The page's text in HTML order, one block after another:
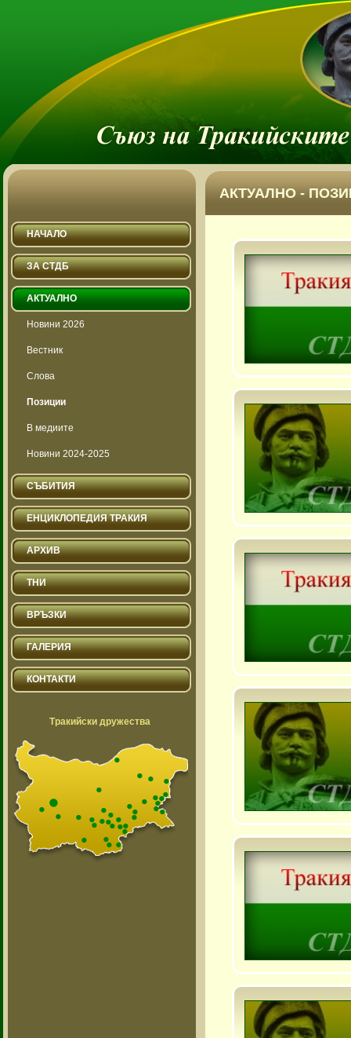
АКТУАЛНО -
НАЧАЛО
ЗА СТДБ
АКТУАЛНО
Новини 2026
Вестник
Слова
Позиции
В медиите
Новини 2024-2025
СЪБИТИЯ
ЕНЦИКЛОПЕДИЯ ТРАКИЯ
АРХИВ
ТНИ
ВРЪЗКИ
ГАЛЕРИЯ
КОНТАКТИ
Тракийски дружества